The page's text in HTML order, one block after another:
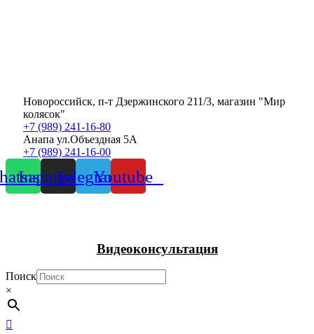
Новороссийск, п-т Дзержинского 211/3, магазин "Мир
колясок"
+7 (989) 241-16-80
Анапа ул.Объездная 5А
+7 (989) 241-16-00
InstagramTelegramYoutube
Видеоконсультация
Поиск
×